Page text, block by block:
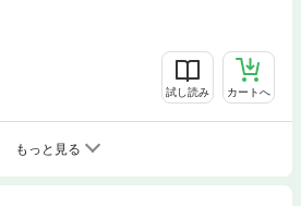
試し読み カートへ
もっと見る